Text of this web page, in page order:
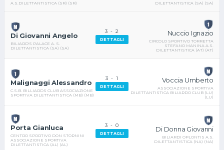
A.S.DILETTANTISTICA (SR) (SR)
DILETTANTISTICA (SA) (SA)
Di Giovanni Angelo
BILIARD'S PALACE A. S.
DILETTANTISTICA (SA) (SA)
3 -2
DETTAGLI
Nuccio Ignazio
CIRCOLO SPORTIVO TORRETTA
STEFANO MANINA A.S.
DILETTANTISTICA (AT) (AT)
Malignaggi Alessandro
C.S.B. BILLIARDS CLUB ASSOCIAZIONE
SPORTIVA DILETTANTISTICA (MB) (MB)
3 -1
DETTAGLI
Voccia Umberto
ASSOCIAZIONE SPORTIVA
DILETTANTISTICA BILIARDO CLUB (LU)
(LU)
Porta Gianluca
CENTRO SPORTIVO DON STORNINI
ASSOCIAZIONE SPORTIVA
DILETTANTISTICA (AL) (AL)
3 -0
DETTAGLI
Di Donna Giovanni
BILIARDI OPLONTIS A.S.
DILETTANTISTICA (NA) (NA)